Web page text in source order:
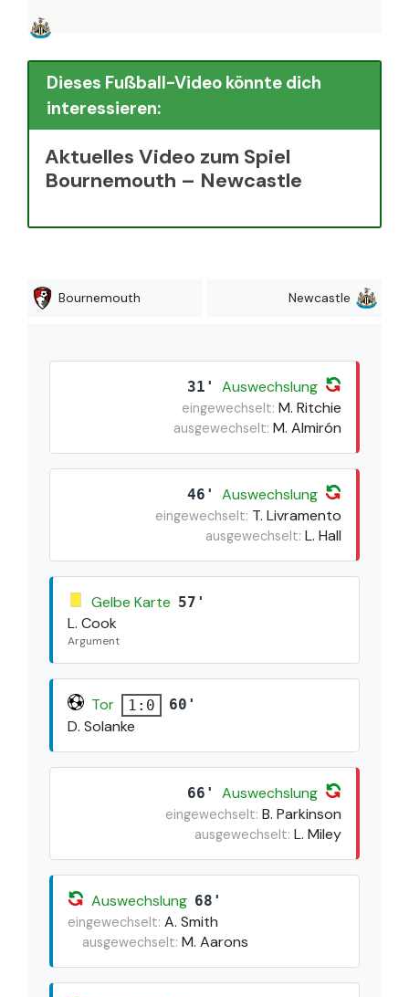
Dieses Fußball-Video könnte dich
interessieren:
Aktuelles Video zum Spiel
Bournemouth – Newcastle
Bournemouth Newcastle
31' Auswechslung
eingewechselt: M. Ritchie
ausgewechselt: M. Almirón
46' Auswechslung
eingewechselt: T. Livramento
ausgewechselt: L. Hall
Gelbe Karte 57'
L. Cook
Argument
Tor 1:0 60'
D. Solanke
66' Auswechslung
eingewechselt: B. Parkinson
ausgewechselt: L. Miley
Auswechslung 68'
eingewechselt: A. Smith
ausgewechselt: M. Aarons